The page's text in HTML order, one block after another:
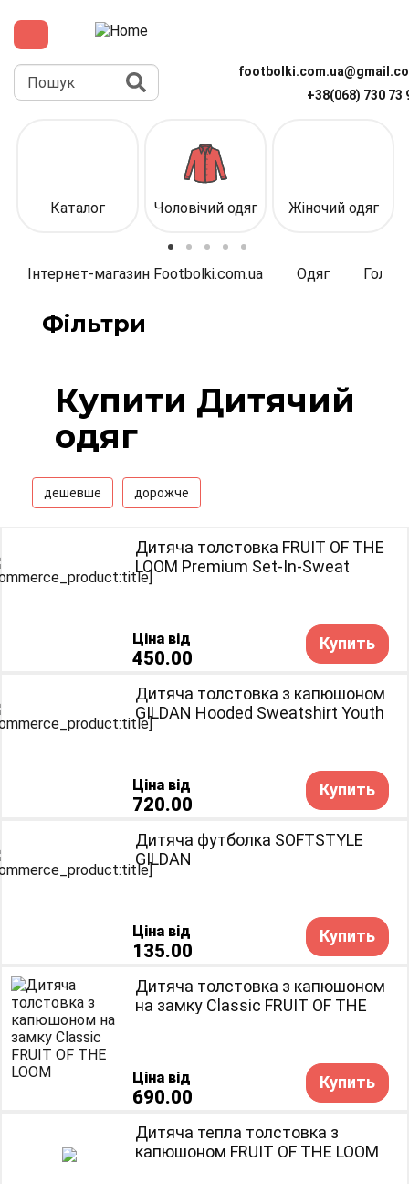
до
основного
вмісту
Пошук
+38(068) 730 73
Каталог Чоловічий одяг Жіночий одяг
Інтернет-магазин Footbolki.com.ua Одяг
Фільтри
Купити Дитячий
одяг
дешевше дорожче
Дитяча толстовка FRUIT OF THE
LOOM Premium Set-In-Sweat
Ціна від
450.00
Купить
Дитяча толстовка з капюшоном
GILDAN Hooded Sweatshirt Youth
Ціна від
720.00
Купить
Дитяча футболка SOFTSTYLE
GILDAN
Ціна від
135.00
Купить
Дитяча толстовка з капюшоном
на замку Classic FRUIT OF THE
Ціна від
690.00
Купить
Дитяча тепла толстовка з
капюшоном FRUIT OF THE LOOM